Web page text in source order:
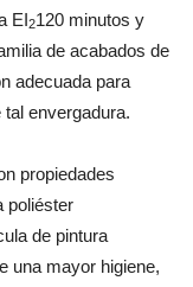
EI2120 minutos y
de acabados de
adecuada para
envergadura.
propiedades
poliéster
de pintura
una mayor higiene,